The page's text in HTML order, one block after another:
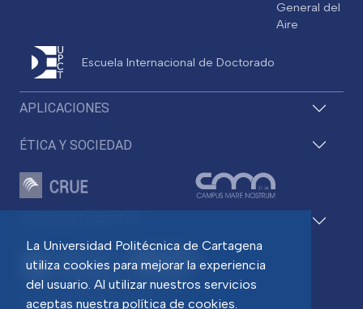
La Universidad Politécnica de Cartagena
utiliza cookies para mejorar la experiencia
del usuario. Al utilizar nuestros servicios
aceptas nuestra política de cookies.
Pza. del Cronista Isidoro Valverde
APLICACIONES
ÉTICA Y SOCIEDAD
General del
Aire
Escuela Internacional de Doctorado